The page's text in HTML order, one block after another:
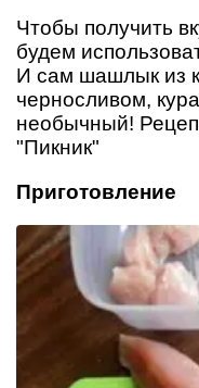
Чтобы получить
будем
И сам шашлык из
черносливом,
необычный!
"Пикник"
Приготовление